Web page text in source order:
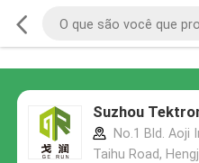
Suzhou
No.1 Bld. Aoji
Taihu Road,